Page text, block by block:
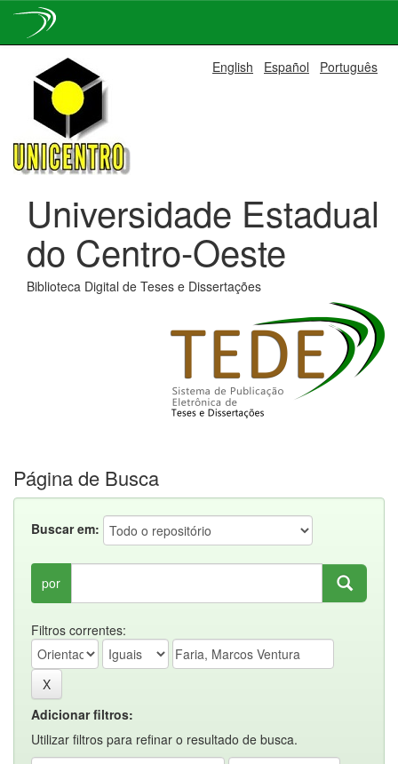
navigation
English Español Português
Universidade Estadual
do Centro-Oeste
Biblioteca Digital de Teses e Dissertações
Página de Busca
Buscar em:
por
Filtros correntes:
Adicionar filtros:
Utilizar filtros para refinar o resultado de busca.